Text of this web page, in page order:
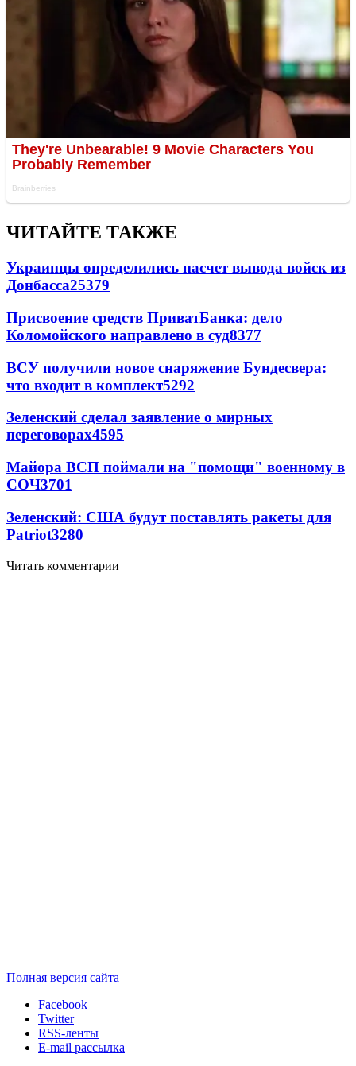
ЧИТАЙТЕ ТАКЖЕ
Украинцы определились насчет вывода войск из
Донбасса25379
Присвоение средств ПриватБанка: дело
Коломойского направлено в суд8377
ВСУ получили новое снаряжение Бундесвера:
что входит в комплект5292
Зеленский сделал заявление о мирных
переговорах4595
Майора ВСП поймали на "помощи" военному в
СОЧ3701
Зеленский: США будут поставлять ракеты для
Patriot3280
Читать комментарии
Полная версия сайта
Facebook
Twitter
RSS-ленты
E-mail рассылка